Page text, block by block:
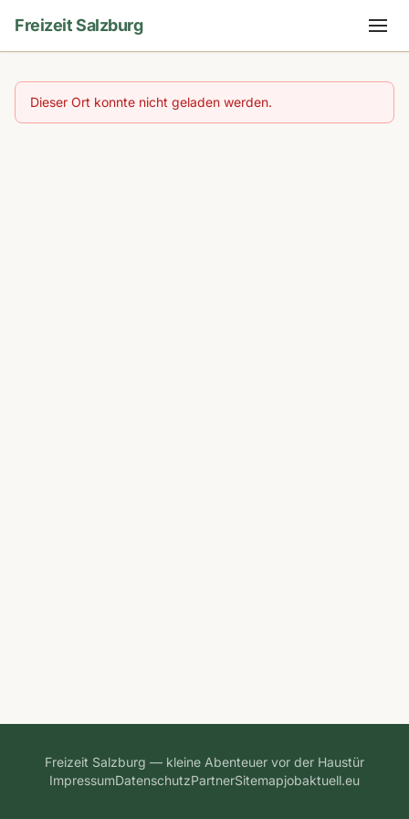
Freizeit Salzburg
Dieser Ort konnte nicht geladen werden.
Freizeit Salzburg — kleine Abenteuer vor der Haustür
ImpressumDatenschutzPartnerSitemapjobaktuell.eu